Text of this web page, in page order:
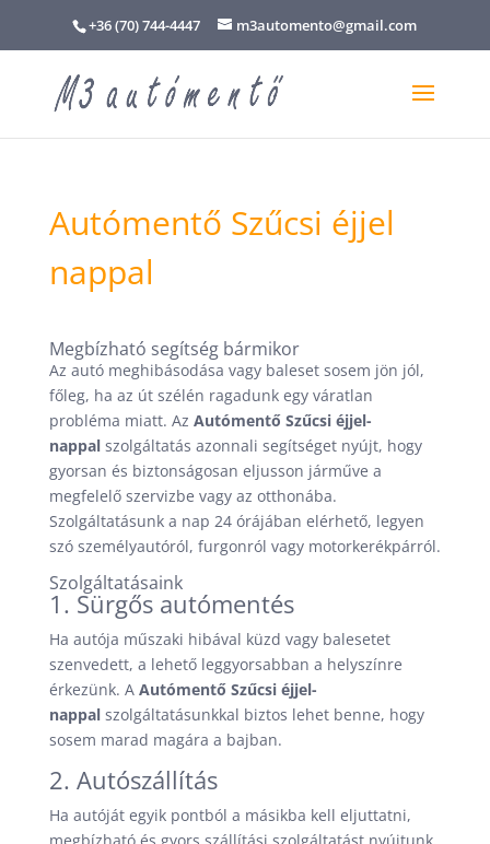
+36 (70) 744-4447 m3automento@gmail.com
Autómentő Szűcsi éjjel
nappal
Megbízható segítség bármikor
Az autó meghibásodása vagy baleset sosem jön jól,
főleg, ha az út szélén ragadunk egy váratlan
probléma miatt. Az Autómentő Szűcsi éjjel-
nappalszolgáltatás azonnali segítséget nyújt, hogy
gyorsan és biztonságosan eljusson járműve a
megfelelő szervizbe vagy az otthonába.
Szolgáltatásunk a nap 24 órájában elérhető, legyen
szó személyautóról, furgonról vagy motorkerékpárról.
Szolgáltatásaink
1. Sürgős autómentés
Ha autója műszaki hibával küzd vagy balesetet
szenvedett, a lehető leggyorsabban a helyszínre
érkezünk. A Autómentő Szűcsi éjjel-
nappalszolgáltatásunkkal biztos lehet benne, hogy
sosem marad magára a bajban.
2. Autószállítás
Ha autóját egyik pontból a másikba kell eljuttatni,